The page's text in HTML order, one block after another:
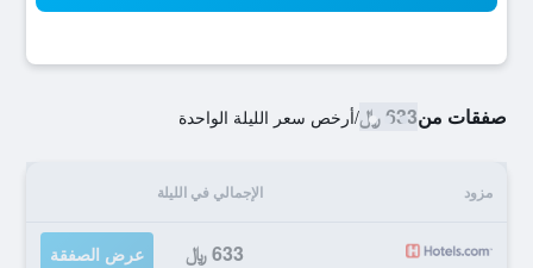
صفقات من633 ﷼ /أرخص سعر الليلة الواحدة
مزود الإجمالي في الليلة
633 ﷼ عرض الصفقة